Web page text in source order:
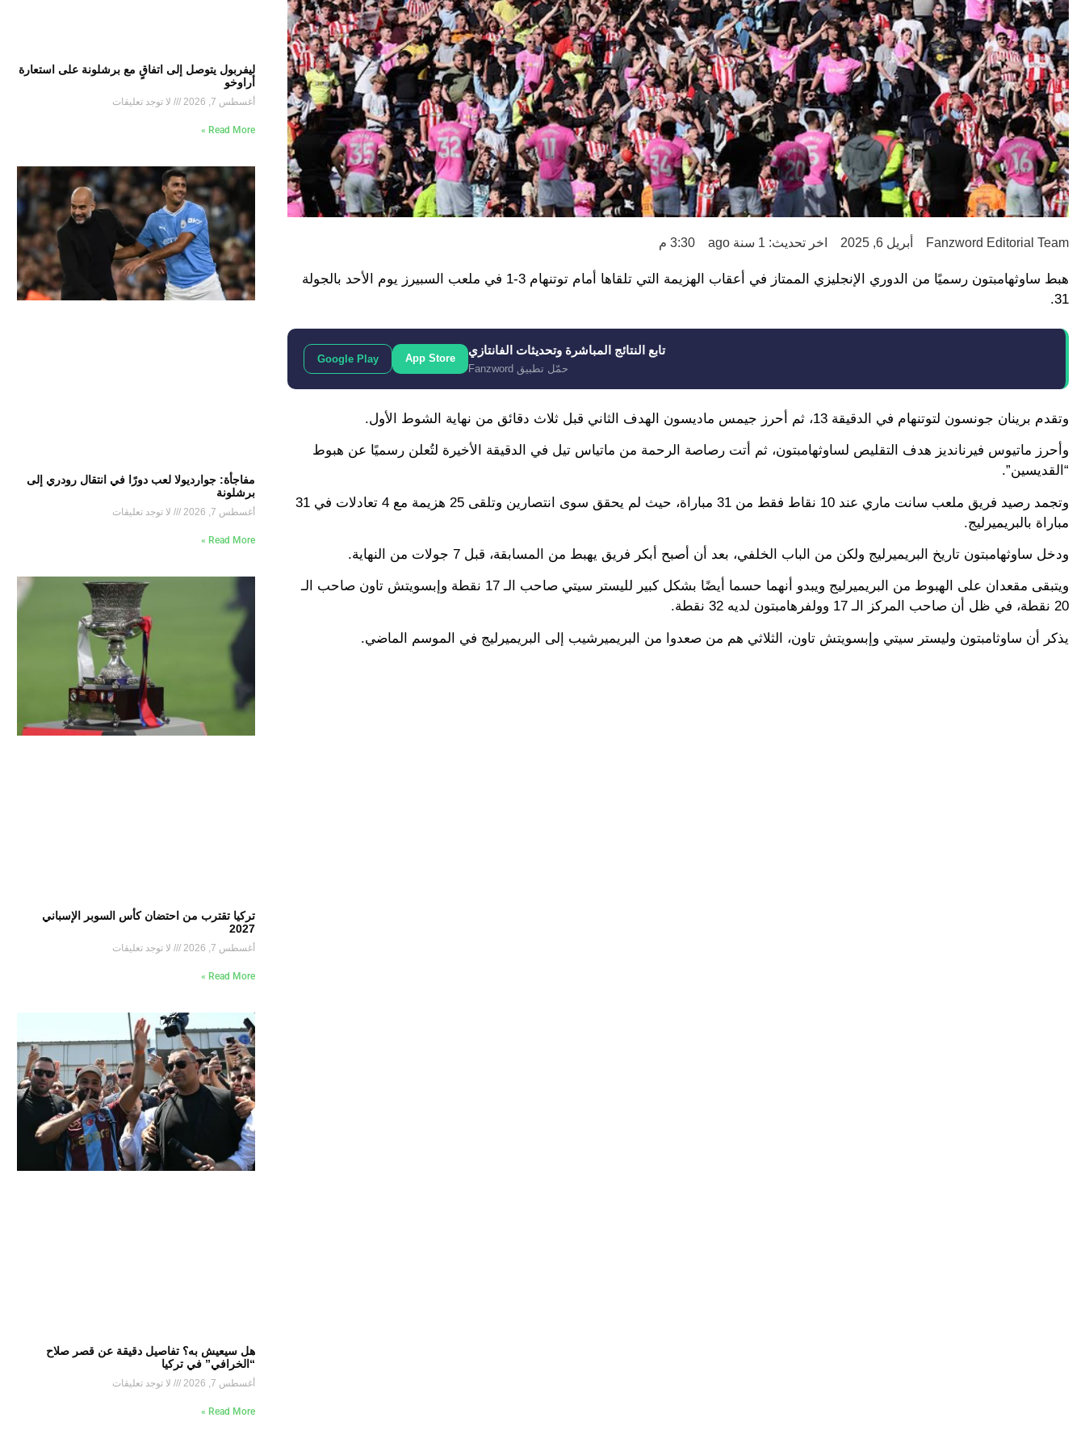
Fanzword Editorial Team أبريل 6, 2025 اخر تحديث: 1 سنة ago 3:30 م
هبط ساوثهامبتون رسميًا من الدوري الإنجليزي الممتاز في أعقاب الهزيمة التي تلقاها أمام توتنهام 3-1 في ملعب السبيرز يوم الأحد بالجولة
31.
تابع النتائج المباشرة وتحديثات الفانتازي
حمّل تطبيق Fanzword
App Store
Google Play
وتقدم برينان جونسون لتوتنهام في الدقيقة 13، ثم أحرز جيمس ماديسون الهدف الثاني قبل ثلاث دقائق من نهاية الشوط الأول.
وأحرز ماتيوس فيرنانديز هدف التقليص لساوثهامبتون، ثم أتت رصاصة الرحمة من ماتياس تيل في الدقيقة الأخيرة لتُعلن رسميًا عن هبوط
“القديسين”.
وتجمد رصيد فريق ملعب سانت ماري عند 10 نقاط فقط من 31 مباراة، حيث لم يحقق سوى انتصارين وتلقى 25 هزيمة مع 4 تعادلات في 31
مباراة بالبريميرليج.
ودخل ساوثهامبتون تاريخ البريميرليج ولكن من الباب الخلفي، بعد أن أصبح أبكر فريق يهبط من المسابقة، قبل 7 جولات من النهاية.
ويتبقى مقعدان على الهبوط من البريميرليج ويبدو أنهما حسما أيضًا بشكل كبير لليستر سيتي صاحب الـ 17 نقطة وإبسويتش تاون صاحب الـ
20 نقطة، في ظل أن صاحب المركز الـ 17 وولفرهامبتون لديه 32 نقطة.
يذكر أن ساوثامبتون وليستر سيتي وإبسويتش تاون، الثلاثي هم من صعدوا من البريميرشيب إلى البريميرليج في الموسم الماضي.
ليفربول يتوصل إلى اتفاقٍ مع برشلونة على استعارة
أراوخو
أغسطس 7, 2026 لا توجد تعليقات
Read More »
مفاجأة: جوارديولا لعب دورًا في انتقال رودري إلى
برشلونة
أغسطس 7, 2026 لا توجد تعليقات
Read More »
تركيا تقترب من احتضان كأس السوبر الإسباني
2027
أغسطس 7, 2026 لا توجد تعليقات
Read More »
هل سيعيش به؟ تفاصيل دقيقة عن قصر صلاح
“الخرافي” في تركيا
أغسطس 7, 2026 لا توجد تعليقات
Read More »